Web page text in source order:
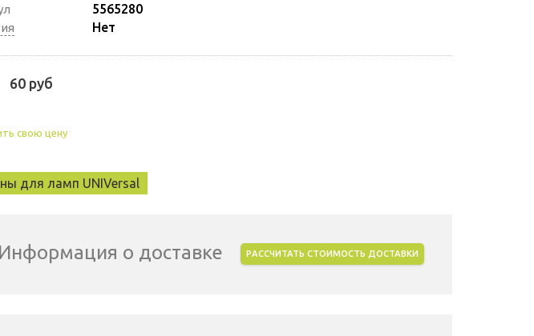
5565280
Нет
60 руб
свою цену
для ламп UNIVersal
Информация о доставке РАССЧИТАТЬ СТОИМОСТЬ ДОСТАВКИ